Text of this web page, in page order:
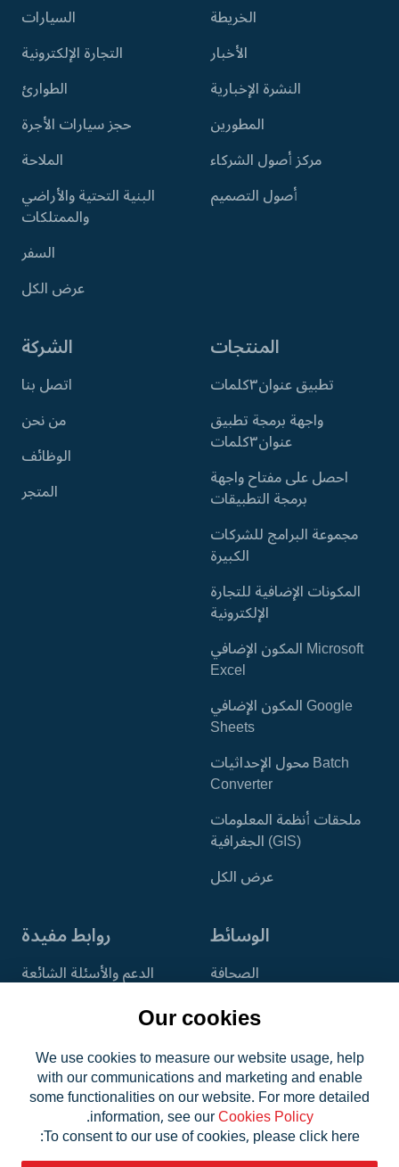
السيارات
التجارة الإلكترونية
الطوارئ
حجز سيارات الأجرة
الملاحة
البنية التحتية والأراضي
والممتلكات
السفر
عرض الكل
الخريطة
الأخبار
النشرة الإخبارية
المطورين
مركز أصول الشركاء
أصول التصميم
الشركة
اتصل بنا
من نحن
الوظائف
المتجر
المنتجات
تطبيق عنوان٣كلمات
واجهة برمجة تطبيق
عنوان٣كلمات
احصل على مفتاح واجهة
برمجة التطبيقات
مجموعة البرامج للشركات
الكبيرة
المكونات الإضافية للتجارة
الإلكترونية
المكون الإضافي Microsoft
Excel
المكون الإضافي Google
Sheets
محول الإحداثيات Batch
Converter
ملحقات أنظمة المعلومات
الجغرافية (GIS)
عرض الكل
روابط مفيدة
الدعم والأسئلة الشائعة
المجتمع
الحساب
الوسائط
الصحافة
مجموعة الوسائط
Our cookies
We use cookies to measure our website usage, help
with our communications and marketing and enable
some functionalities on our website. For more detailed
information, see ourCookies Policy
.
To consent to our use of cookies, please click here: